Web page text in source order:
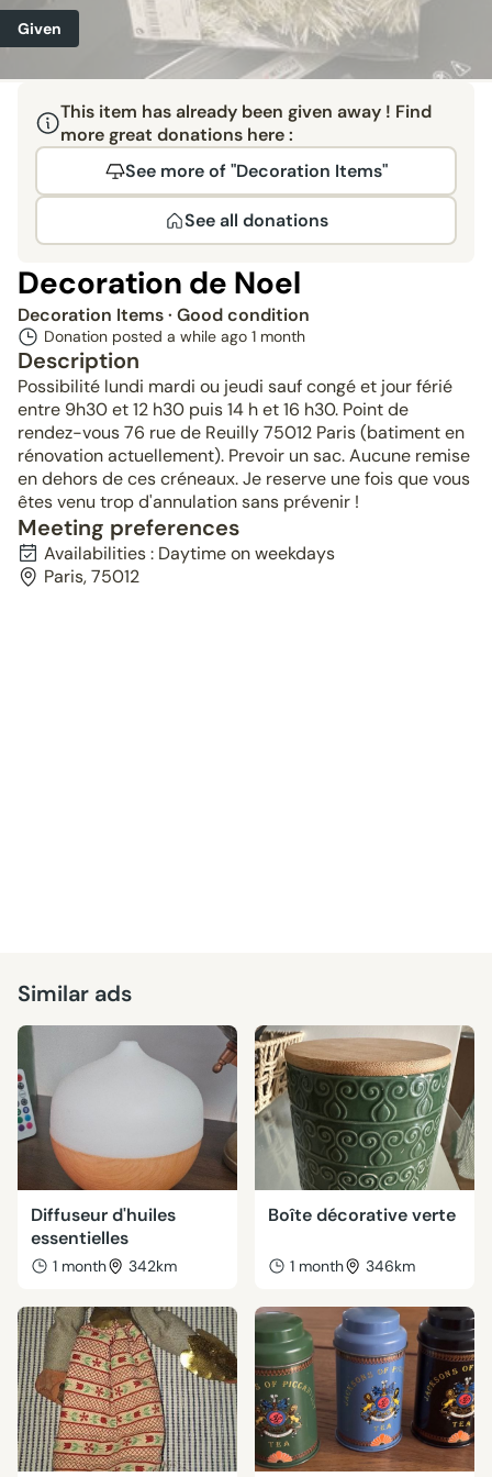
Given
This item has already been given away ! Find
more great donations here :
See more of "Decoration Items"
See all donations
Decoration de Noel
Decoration Items· Good condition
Donation posted a while ago 1 month
Description
Possibilité lundi mardi ou jeudi sauf congé et jour férié
entre 9h30 et 12 h30 puis 14 h et 16 h30. Point de
rendez-vous 76 rue de Reuilly 75012 Paris (batiment en
rénovation actuellement). Prevoir un sac. Aucune remise
en dehors de ces créneaux. Je reserve une fois que vous
êtes venu trop d'annulation sans prévenir !
Meeting preferences
Availabilities : Daytime on weekdays
Paris, 75012
Similar ads
Diffuseur d'huiles
essentielles
1 month 342km
Boîte décorative verte
1 month 346km